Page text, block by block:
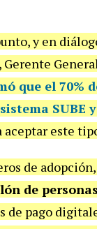
y en
, Gerente
que el 70%
SUBE
aceptar este
de
de
de pago